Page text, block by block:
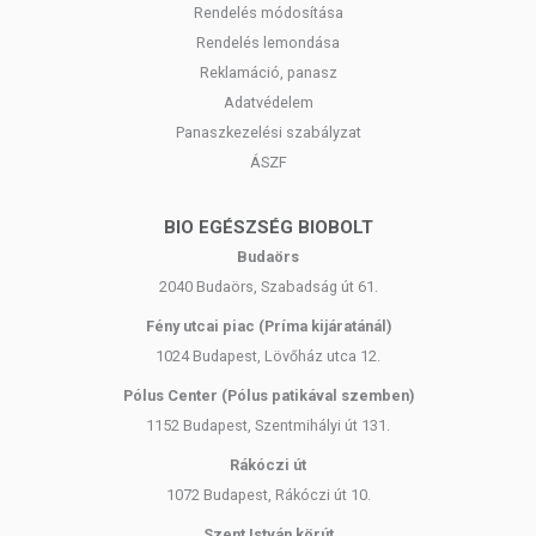
KINEK AJÁNLJUK A TERMÉKET?
számára, bármikor és bárhol. Javasoljuk:
Fogyókúra alatt ízletes fehérjebevitelre vágyóknak.
Egészséges nassolnivalót keresőknek.
Gluténérzékenyeknek.
Túlzott fogyasztása hashajtó hatású lehet.
MI A LAKTÓZINTOLERANCIA?
A laktóz, más néven tejcukor, egy összetett szénhidrát, amely a tej
Rendelés módosítása
Rendelés lemondása
Reklamáció, panasz
Adatvédelem
Panaszkezelési szabályzat
ÁSZF
BIO EGÉSZSÉG BIOBOLT
Budaörs
2040 Budaörs, Szabadság út 61.
Fény utcai piac (Príma kijáratánál)
1024 Budapest, Lövőház utca 12.
Pólus Center (Pólus patikával szemben)
1152 Budapest, Szentmihályi út 131.
Rákóczi út
1072 Budapest, Rákóczi út 10.